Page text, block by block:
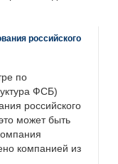
российского
по
ФСБ)
российского
может быть
компанией из